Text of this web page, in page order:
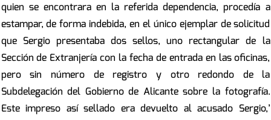
quien se encontrara en la referida dependencia, procedía a
estampar, de forma indebida, en el único ejemplar de solicitud
que Sergio presentaba dos sellos, uno rectangular de la
Sección de Extranjería con la fecha de entrada en las oficinas,
pero sin número de registro y otro redondo de la
Subdelegación del Gobierno de Alicante sobre la fotografía.
Este impreso así sellado era devuelto al acusado Sergio,’